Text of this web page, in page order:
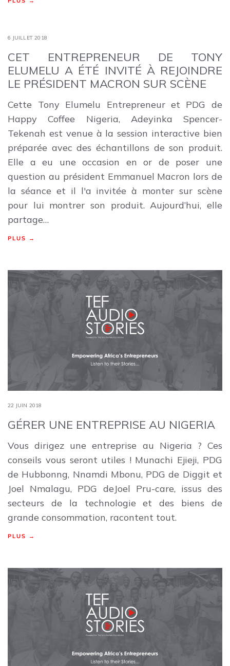
6 JUILLET 2018
CET ENTREPRENEUR DE TONY
ELUMELU A ÉTÉ INVITÉ À REJOINDRE
LE PRÉSIDENT MACRON SUR SCÈNE
Cette Tony Elumelu Entrepreneur et PDG de
Happy Coffee Nigeria, Adeyinka Spencer-
Tekenah est venue à la session interactive bien
préparée avec des échantillons de son produit.
Elle a eu une occasion en or de poser une
question au président Emmanuel Macron lors de
la séance et il l'a invitée à monter sur scène
pour lui montrer son produit. Aujourd’hui, elle
partage…
PLUS →
22 JUIN 2018
GÉRER UNE ENTREPRISE AU NIGERIA
Vous dirigez une entreprise au Nigeria ? Ces
conseils vous seront utiles ! Munachi Ejieji, PDG
de Hubbonng, Nnamdi Mbonu, PDG de Diggit et
Joel Nmalagu, PDG deJoel Pru-care, issus des
secteurs de la technologie et des biens de
grande consommation, racontent tout.
PLUS →